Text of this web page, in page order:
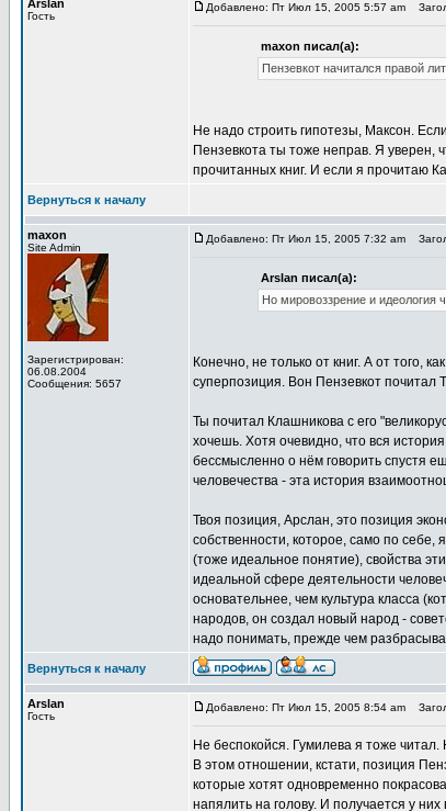
Arslan
Гость
Добавлено: Пт Июл 15, 2005 5:57 am
maxon писал(а):
Пензевкот начитался правой
Не надо строить гипотезы, Максон.
Пензевкота ты тоже неправ. Я уверен,
прочитанных книг. И если я прочитаю
Вернуться к началу
maxon
Site Admin
Зарегистрирован:
06.08.2004
Сообщения: 5657
Добавлено: Пт Июл 15, 2005 7:32 am
Arslan писал(а):
Но мировоззрение и идеология
Конечно, не только от книг. А от того,
суперпозиция. Вон Пензевкот почитал
Ты почитал Клашникова с его
хочешь. Хотя очевидно, что вся
бессмысленно о нём говорить спустя
человечества - эта история
Твоя позиция, Арслан, это позиция
собственности, которое, само по
(тоже идеальное понятие), свойства
идеальной сфере деятельности
основательнее, чем культура класса
народов, он создал новый народ -
надо понимать, прежде чем
Вернуться к началу
Arslan
Гость
Добавлено: Пт Июл 15, 2005 8:54 am
Не беспокойся. Гумилева я тоже
В этом отношении, кстати, позиция
которые хотят одновременно
напялить на голову. И получается у